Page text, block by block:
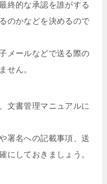
終的な承認を誰がする
のかなどを決めるので
メールなどで送る際の
せん。
文書管理マニュアルに
署名への記載事項、送
にしておきましょう。